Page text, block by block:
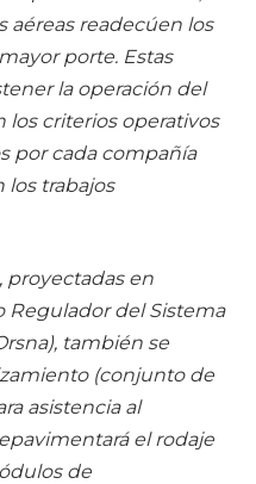
aéreas readecúen los
porte. Estas
la operación del
criterios operativos
por cada compañía
los trabajos
proyectadas en
del Sistema
también se
(conjunto de
asistencia al
el rodaje
de